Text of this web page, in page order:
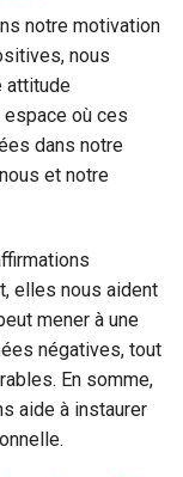
notre motivation
nous
attitude
espace où ces
dans notre
et notre
elles nous aident
mener à une
négatives, tout
En somme,
aide à instaurer